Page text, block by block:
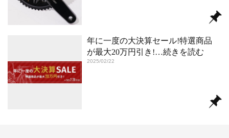
年に一度の大決算セール!特選商品
が最大20万円引き!…続きを読む
2025/02/22